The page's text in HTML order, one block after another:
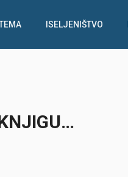
ISELJENIŠTVO